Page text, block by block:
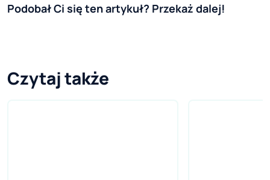
Podobał Ci się ten artykuł? Przekaż dalej!
Czytaj także